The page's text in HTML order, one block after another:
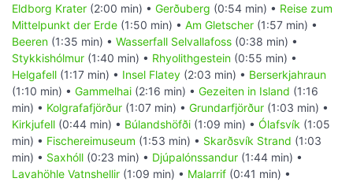
Eldborg Krater (2:00 min) • Gerðuberg (0:54 min) • Reise zum
Mittelpunkt der Erde (1:50 min) • Am Gletscher (1:57 min) •
Beeren (1:35 min) • Wasserfall Selvallafoss (0:38 min) •
Stykkishólmur (1:40 min) • Rhyolithgestein (0:55 min) •
Helgafell (1:17 min) • Insel Flatey (2:03 min) • Berserkjahraun
(1:10 min) • Gammelhai (2:16 min) • Gezeiten in Island (1:16
min) • Kolgrafafjörður (1:07 min) • Grundarfjörður (1:03 min) •
Kirkjufell (0:44 min) • Búlandshöfði (1:09 min) • Ólafsvík (1:05
min) • Fischereimuseum (1:53 min) • Skarðsvík Strand (1:03
min) • Saxhóll (0:23 min) • Djúpalónssandur (1:44 min) •
Lavahöhle Vatnshellir (1:09 min) • Malarrif (0:41 min) •